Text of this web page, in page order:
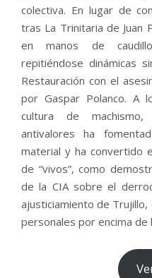
colectiva. En lugar de
tras La Trinitaria de Juan
en manos de
repitiéndose dinámicas
Restauración con el
por Gaspar Polanco. A
cultura de machismo,
antivalores ha
material y ha convertido
de “vivos”, como
de la CIA sobre el
ajusticiamiento de
personales por encima de